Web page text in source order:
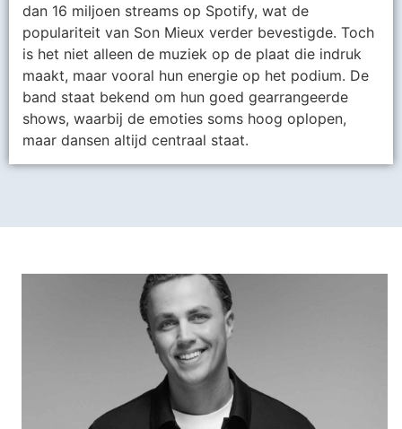
dan 16 miljoen streams op Spotify, wat de
populariteit van Son Mieux verder bevestigde. Toch
is het niet alleen de muziek op de plaat die indruk
maakt, maar vooral hun energie op het podium. De
band staat bekend om hun goed gearrangeerde
shows, waarbij de emoties soms hoog oplopen,
maar dansen altijd centraal staat.